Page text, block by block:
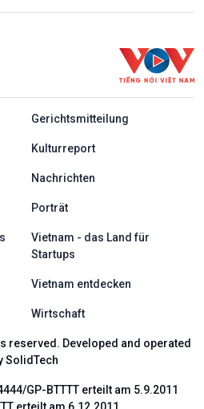
Đức
Gerichtsmitteilung
Kulturreport
Nachrichten
Porträt
Vietnam - das Land für
Startups
Vietnam entdecken
Wirtschaft
reserved. Developed and operated
SolidTech
GP-BTTTT erteilt am 5.9.2011